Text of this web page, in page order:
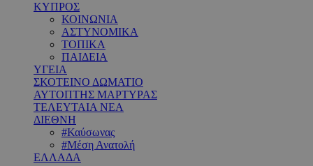
ΚΥΠΡΟΣ
ΚΟΙΝΩΝΙΑ
ΑΣΤΥΝΟΜΙΚΑ
ΤΟΠΙΚΑ
ΠΑΙΔΕΙΑ
ΥΓΕΙΑ
ΣΚΟΤΕΙΝΟ ΔΩΜΑΤΙΟ
ΑΥΤΟΠΤΗΣ ΜΑΡΤΥΡΑΣ
ΤΕΛΕΥΤΑΙΑ ΝΕΑ
ΔΙΕΘΝΗ
#Καύσωνας
#Μέση Ανατολή
ΕΛΛΑΔΑ